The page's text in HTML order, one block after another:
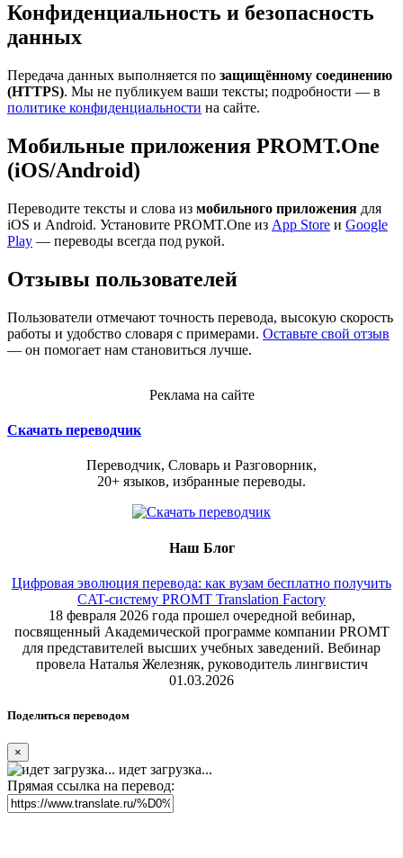
Конфиденциальность и безопасность
данных
Передача данных выполняется по защищённому соединению
(HTTPS). Мы не публикуем ваши тексты; подробности — в
политике конфиденциальности на сайте.
Мобильные приложения PROMT.One
(iOS/Android)
Переводите тексты и слова из мобильного приложения для
iOS и Android. Установите PROMT.One из App Store и Google
Play — переводы всегда под рукой.
Отзывы пользователей
Пользователи отмечают точность перевода, высокую скорость
работы и удобство словаря с примерами. Оставьте свой отзыв
— он помогает нам становиться лучше.
Реклама на сайте
Скачать переводчик
Переводчик, Словарь и Разговорник,
20+ языков, избранные переводы.
Наш Блог
Цифровая эволюция перевода: как вузам бесплатно получить
CAT-систему PROMT Translation Factory
18 февраля 2026 года прошел очередной вебинар,
посвященный Академической программе компании PROMT
для представителей высших учебных заведений. Вебинар
провела Наталья Железняк, руководитель лингвистич
01.03.2026
Поделиться переводом
×
идет загрузка...
Прямая ссылка на перевод: